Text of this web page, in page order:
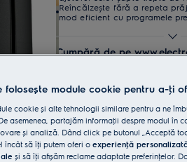
Reîncălzește fără a repeta
mod eficient cu programele
Cumpără de pe
mari de 4999 lei
Reciclare aparat vechi
folosește module cookie pentru a-ţi
cookie și alte tehnologii similare pentru a ne
asemenea, partajăm informaţii despre modul în
și analiză. Dând click pe butonul „Acceptă
încât să îţi putem oferi o experienţă
și să îţi afișăm reclame adaptate preferinţelor.